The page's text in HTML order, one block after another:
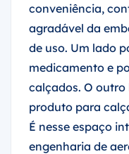
conveniência,
agradável da
de uso. Um lado
medicamento e
calçados. O
produto para
É nesse espaço
engenharia de